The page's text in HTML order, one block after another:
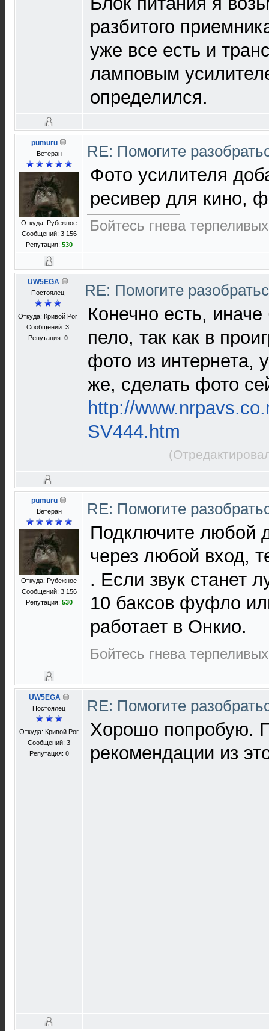
разбитого
уже все есть и
ламповым
определился.
pumuru
Ветеран
Откуда: Рубежное
Сообщений: 3 156
Репутация: 530
RE: Помогите
Фото усилителя
ресивер для кино,
Бойтесь гнева
UW5EGA
Постоялец
Откуда: Кривой Рог
Сообщений: 3
Репутация: 0
RE: Помогите
Конечно есть,
пело, так как в
фото из интернета,
же, сделать фото
http://
SV444.htm
pumuru
Ветеран
Откуда: Рубежное
Сообщений: 3 156
Репутация: 530
RE: Помогите
Подключите любой
через любой вход,
. Если звук станет
10 баксов фуфло
работает в Онкио.
Бойтесь гнева
UW5EGA
Постоялец
Откуда: Кривой Рог
Сообщений: 3
Репутация: 0
RE: Помогите
Хорошо попробую.
рекомендации из